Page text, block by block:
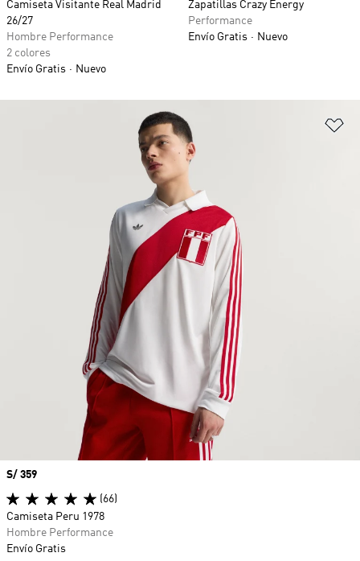
Camiseta Visitante Real Madrid
26/27
Hombre Performance
2 colores
Envío Gratis
Nuevo
Zapatillas Crazy Energy
Performance
Envío Gratis
Nuevo
Precio
S/ 359
(66)
Camiseta Peru 1978
Hombre Performance
Envío Gratis